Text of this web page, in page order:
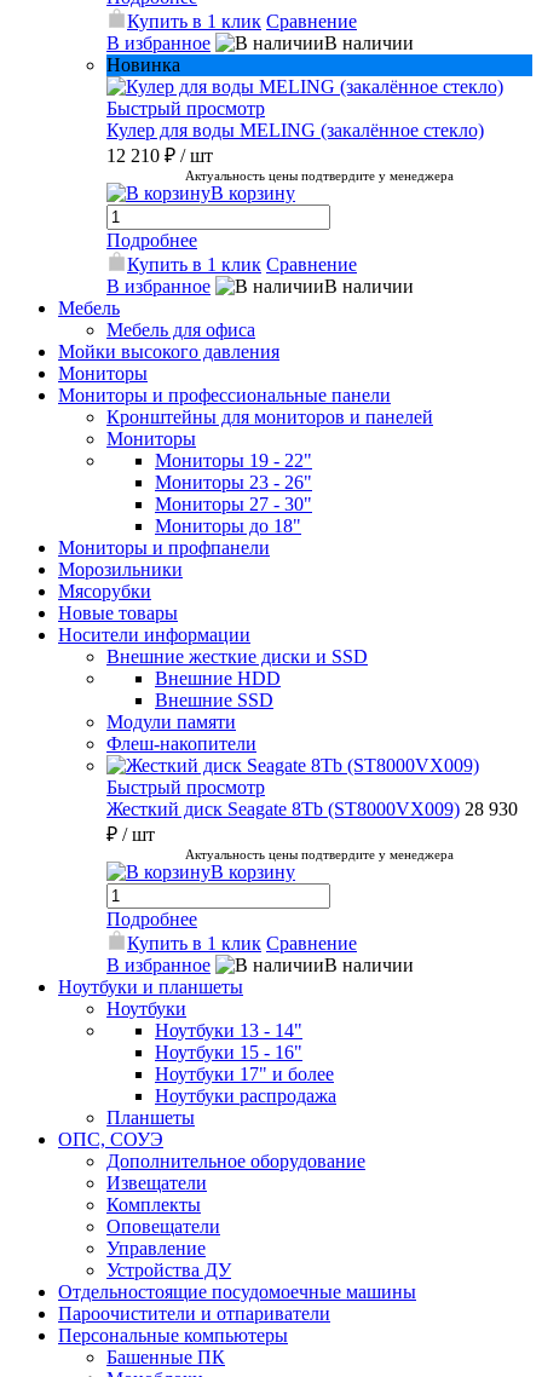
Купить в 1 клик Сравнение
В избранное
В наличии
Новинка
Быстрый просмотр
Кулер для воды MELING (закалённое стекло)
12 210 ₽ / шт
Актуальность цены подтвердите у менеджера
В корзину
Подробнее
Купить в 1 клик Сравнение
В избранное
В наличии
Мебель
Мебель для офиса
Мойки высокого давления
Мониторы
Мониторы и профессиональные панели
Кронштейны для мониторов и панелей
Мониторы
Мониторы 19 - 22"
Мониторы 23 - 26"
Мониторы 27 - 30"
Мониторы до 18"
Мониторы и профпанели
Морозильники
Мясорубки
Новые товары
Носители информации
Внешние жесткие диски и SSD
Внешние HDD
Внешние SSD
Модули памяти
Флеш-накопители
Быстрый просмотр
Жесткий диск Seagate 8Tb (ST8000VX009) 28 930
₽ / шт
Актуальность цены подтвердите у менеджера
В корзину
Подробнее
Купить в 1 клик Сравнение
В избранное
В наличии
Ноутбуки и планшеты
Ноутбуки
Ноутбуки 13 - 14"
Ноутбуки 15 - 16"
Ноутбуки 17" и более
Ноутбуки распродажа
Планшеты
ОПС, СОУЭ
Дополнительное оборудование
Извещатели
Комплекты
Оповещатели
Управление
Устройства ДУ
Отдельностоящие посудомоечные машины
Пароочистители и отпариватели
Персональные компьютеры
Башенные ПК